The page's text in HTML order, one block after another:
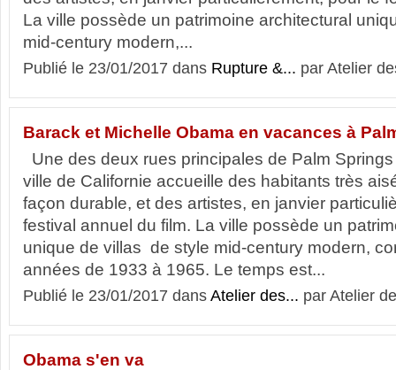
La ville possède un patrimoine architectural
mid-century modern,...
Publié le 23/01/2017 dans Rupture &... par Atelier
Barack et Michelle Obama en vacances à
Une des deux rues principales de Palm
ville de Californie accueille des habitants très
façon durable, et des artistes, en janvier
festival annuel du film. La ville possède un
unique de villas de style mid-century modern,
années de 1933 à 1965. Le temps est...
Publié le 23/01/2017 dans Atelier des... par Atelier
Obama s'en va